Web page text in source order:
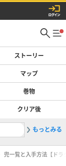
ストーリー
マップ
巻物
クリア後
2ストー
もっとみる
兜一覧と入手方法【ドラ